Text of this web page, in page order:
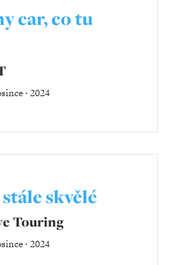
car, co tu
‧ 2024
skvělé
Touring
‧ 2024